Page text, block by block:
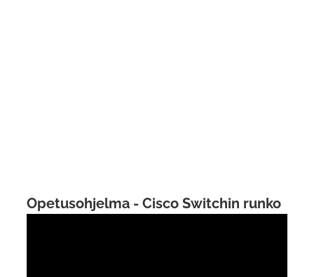
Opetusohjelma - Cisco Switchin runko